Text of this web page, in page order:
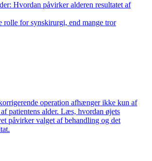
Hvordan påvirker alderen resultatet af
rolle for synskirurgi, end mange tror
operation afhænger ikke kun af
patientens alder. Læs, hvordan øjets
påvirker valget af behandling og det